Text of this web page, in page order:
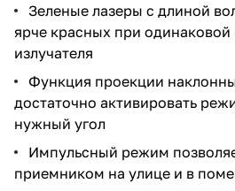
Зеленые лазеры с длиной
ярче красных при
излучателя
Функция проекции
достаточно активировать
нужный угол
Импульсный режим
приемником на улице и в
Подробнее
об оплате Плайтом